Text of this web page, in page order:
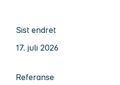
Sist endret
17. juli 2026
Referanse